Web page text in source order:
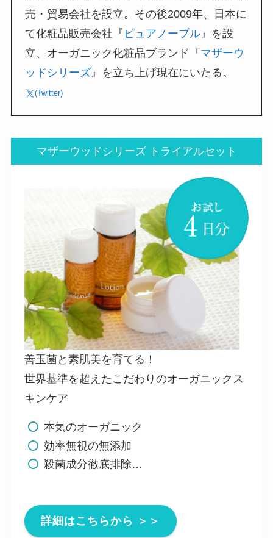
売・貿易会社を設立。その後2009年、日本に
て化粧品販売会社『 ピュアノーブル 』を設
立、オーガニック化粧品ブランド『マザーウ
ッドシリーズ 』を立ち上げ現在にいたる。
(Twitter)
マザーウッドシリーズ トライアルセット
善玉菌と素肌美を育てる！
世界基準を超えたこだわりのオーガニックス
キンケア
本気のオーガニック
効率無視の無添加
殺菌成分徹底排除…
詳細はこちらから ＞＞